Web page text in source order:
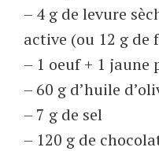
– 4 g de levure
active (ou 12 g de
– 1 oeuf + 1 jaune
– 60 g d’huile
– 7 g de sel
– 120 g de